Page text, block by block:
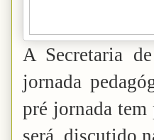
A Secretaria
jornada
pré jornada